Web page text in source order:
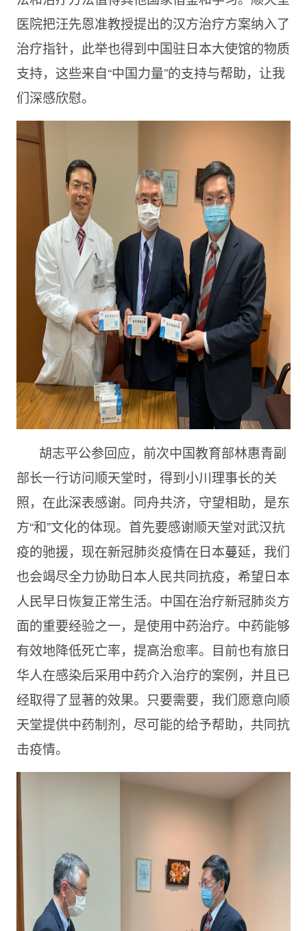
医院把汪先恩准教授提出的汉方治疗方案纳入了
治疗指针，此举也得到中国驻日本大使馆的物质
支持，这些来自“中国力量”的支持与帮助，让我
们深感欣慰。
胡志平公参回应，前次中国教育部林惠青副
部长一行访问顺天堂时，得到小川理事长的关
照，在此深表感谢。同舟共济，守望相助，是东
方“和”文化的体现。首先要感谢顺天堂对武汉抗
疫的驰援，现在新冠肺炎疫情在日本蔓延，我们
也会竭尽全力协助日本人民共同抗疫，希望日本
人民早日恢复正常生活。中国在治疗新冠肺炎方
面的重要经验之一，是使用中药治疗。中药能够
有效地降低死亡率，提高治愈率。目前也有旅日
华人在感染后采用中药介入治疗的案例，并且已
经取得了显著的效果。只要需要，我们愿意向顺
天堂提供中药制剂，尽可能的给予帮助，共同抗
击疫情。